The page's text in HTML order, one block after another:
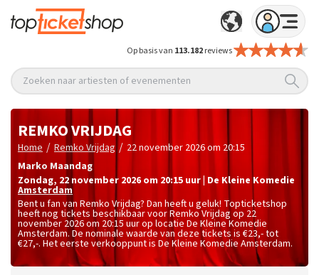
Op basis van 113.182reviews
Zoeken naar artiesten of evenementen
REMKO VRIJDAG
Home / Remko Vrijdag / 22 november 2026 om 20:15
Marko Maandag
zondag, 22 november 2026 om 20:15 uur De Kleine Komedie
Amsterdam
Bent u fan van Remko Vrijdag? Dan heeft u geluk! Topticketshop
heeft nog tickets beschikbaar voor Remko Vrijdag op 22
november 2026 om 20:15 uur op locatie De Kleine Komedie
Amsterdam. De nominale waarde van deze tickets is €23,- tot
€27,-. Het eerste verkooppunt is De Kleine Komedie Amsterdam.